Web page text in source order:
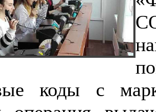
коды с